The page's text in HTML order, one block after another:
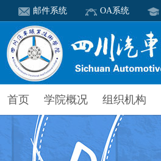
邮件系统 OA系统
首页 学院概况 组织机构